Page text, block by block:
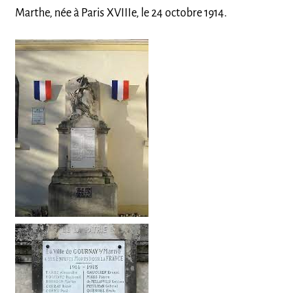
Marthe, née à Paris XVIIIe, le 24 octobre 1914.